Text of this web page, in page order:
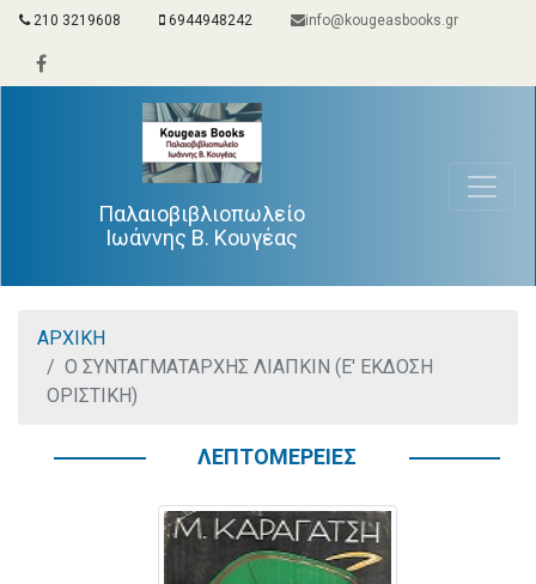
210 3219608 6944948242 info@kougeasbooks.gr
Παλαιοβιβλιοπωλείο
Ιωάννης Β. Κουγέας
ΑΡΧΙΚΗ
Ο ΣΥΝΤΑΓΜΑΤΑΡΧΗΣ ΛΙΑΠΚΙΝ (Ε' ΕΚΔΟΣΗ
ΟΡΙΣΤΙΚΗ)
ΛΕΠΤΟΜΕΡΕΙΕΣ